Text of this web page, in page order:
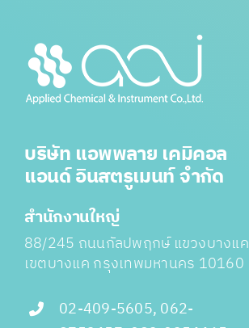
บริษัท แอพพลาย เคมิคอล
แอนด์ อินสตรูเมนท์ จำกัด
สำนักงานใหญ่
88/245 ถนนกัลปพฤกษ์ แขวงบางแค
เขตบางแค กรุงเทพมหานคร 10160
02-409-5605, 062-